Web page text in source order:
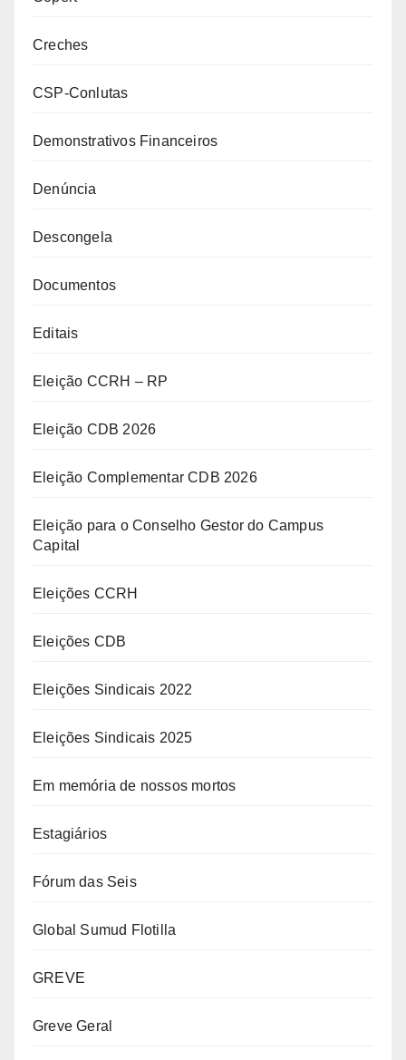
Creches
CSP-Conlutas
Demonstrativos Financeiros
Denúncia
Descongela
Documentos
Editais
Eleição CCRH – RP
Eleição CDB 2026
Eleição Complementar CDB 2026
Eleição para o Conselho Gestor do Campus
Capital
Eleições CCRH
Eleições CDB
Eleições Sindicais 2022
Eleições Sindicais 2025
Em memória de nossos mortos
Estagiários
Fórum das Seis
Global Sumud Flotilla
GREVE
Greve Geral